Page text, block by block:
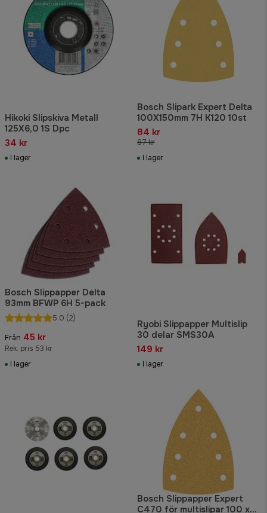
Hikoki Slipskiva Metall
125X6,0 1S Dpc
34 kr
I lager
Bosch Slipark Expert Delta
100X150mm 7H K120 10st
84 kr
87 kr
I lager
Bosch Slippapper Delta
93mm BFWP 6H 5-pack
5.0 (2)
Från 45 kr
Rek. pris 53 kr
I lager
Ryobi Slippapper Multislip
30 delar SMS30A
149 kr
I lager
Bosch Slippapper Expert
C470 för multislipar 100 x